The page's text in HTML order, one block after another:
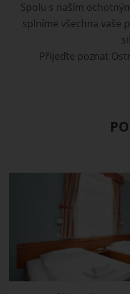
Spolu s naším
splníme všechna vaše
Přijeďte poznat